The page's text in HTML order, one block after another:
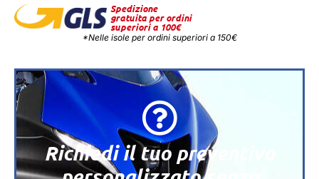
Spedizione
gratuita per ordini
superiori a 100€
*Nelle isole per ordini superiori a 150€
Richiedi il tuo preventivo